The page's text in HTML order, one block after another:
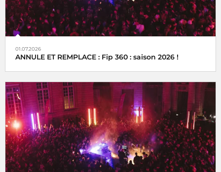
01.07.2026
ANNULE ET REMPLACE : Fip 360 : saison 2026 !